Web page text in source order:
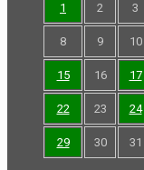
1 2 3
8 9 10
15 16 17
22 23 24
29 30 31